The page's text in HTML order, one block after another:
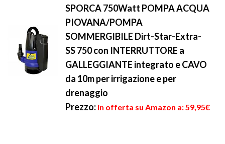
SPORCA 750Watt POMPA ACQUA
PIOVANA/POMPA
SOMMERGIBILE Dirt-Star-Extra-
SS 750 con INTERRUTTORE a
GALLEGGIANTE integrato e CAVO
da 10m per irrigazione e per
drenaggio
Prezzo: in offerta su Amazon a: 59,95€